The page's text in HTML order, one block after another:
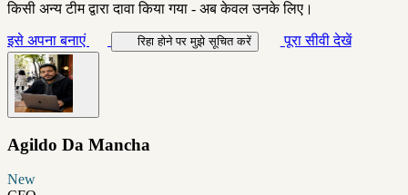
किसी अन्य टीम द्वारा दावा किया गया - अब केवल उनके लिए।
इसे अपना बनाएं रिहा होने पर मुझे सूचित करें पूरा सीवी देखें
Agildo Da Mancha
New